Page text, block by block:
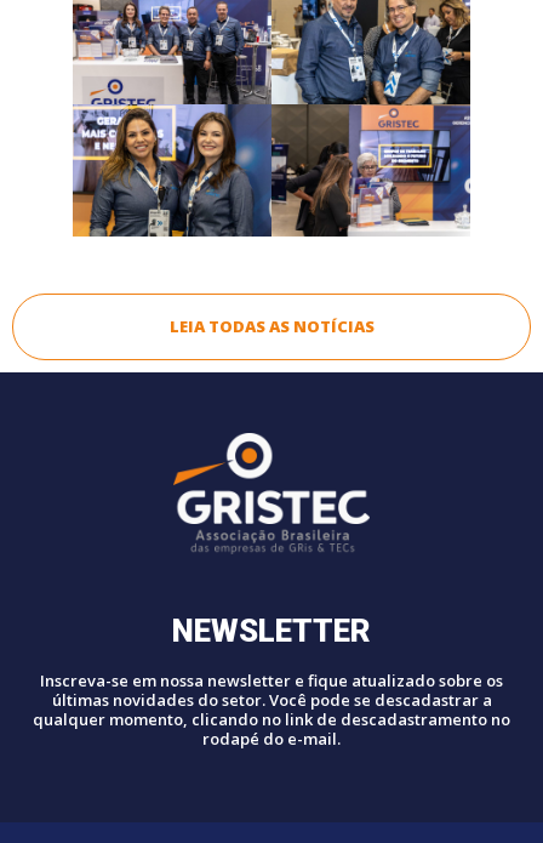
LEIA TODAS AS NOTÍCIAS
NEWSLETTER
Inscreva-se em nossa newsletter e fique atualizado sobre os
últimas novidades do setor. Você pode se descadastrar a
qualquer momento, clicando no link de descadastramento no
rodapé do e-mail.